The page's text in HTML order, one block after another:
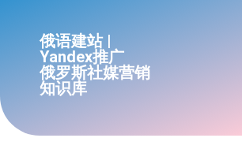
俄语建站 |
Yandex推广
俄罗斯社媒营销
知识库